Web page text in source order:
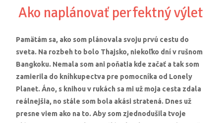
Ako naplánovať perfektný výlet
Pamätám sa, ako som plánovala svoju prvú cestu do
sveta. Na rozbeh to bolo Thajsko, niekoľko dní v rušnom
Bangkoku. Nemala som ani poňatia kde začať a tak som
zamierila do kníhkupectva pre pomocníka od Lonely
Planet. Áno, s knihou v rukách sa mi už moja cesta zdala
reálnejšia, no stále som bola akási stratená. Dnes už
presne viem ako na to. Aby som zjednodušila tvoje